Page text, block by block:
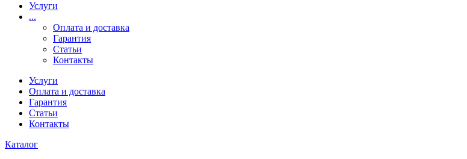
Услуги
...
Оплата и доставка
Гарантия
Статьи
Контакты
Услуги
Оплата и доставка
Гарантия
Статьи
Контакты
Каталог